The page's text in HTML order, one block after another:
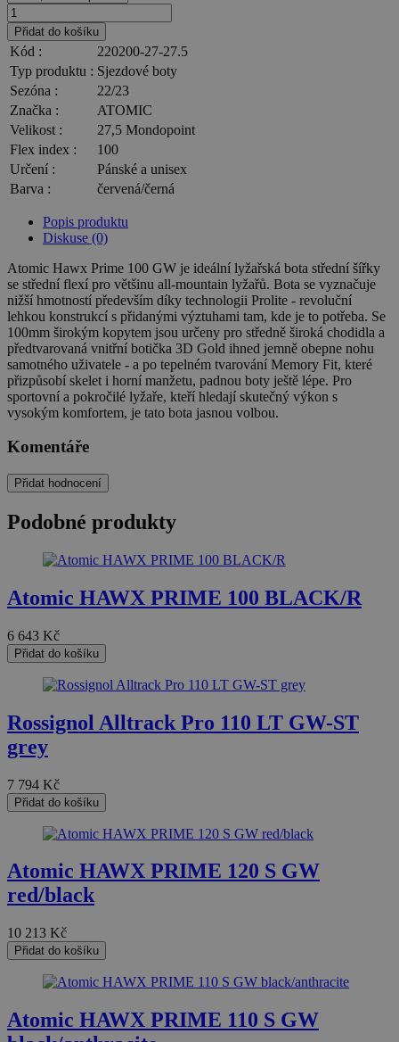
Přidat do košíku
Kód :
220200-27-27.5
Typ produktu : Sjezdové boty
Sezóna :
22/23
Značka :
ATOMIC
Velikost :
27,5 Mondopoint
Flex index :
100
Určení :
Pánské a unisex
Barva :
červená/černá
Popis produktu
Diskuse (0)
Atomic Hawx Prime 100 GW je ideální lyžařská bota střední šířky
se střední flexí pro většinu all-mountain lyžařů. Bota se vyznačuje
nižší hmotností především díky technologii Prolite - revoluční
lehkou konstrukcí s přidanými výztuhami tam, kde je to potřeba. Se
100mm širokým kopytem jsou určeny pro středně široká chodidla a
předtvarovaná vnitřní botička 3D Gold ihned jemně obepne nohu
samotného uživatele - a po tepelném tvarování Memory Fit, které
přizpůsobí skelet i horní manžetu, padnou boty ještě lépe. Pro
sportovní a pokročilé lyžaře, kteří hledají skutečný výkon s
vysokým komfortem, je tato bota jasnou volbou.
Komentáře
Přidat hodnocení
Podobné produkty
Atomic HAWX PRIME 100 BLACK/R
6 643 Kč
Přidat do košíku
Rossignol Alltrack Pro 110 LT GW-ST
grey
7 794 Kč
Přidat do košíku
Atomic HAWX PRIME 120 S GW
red/black
10 213 Kč
Přidat do košíku
Atomic HAWX PRIME 110 S GW